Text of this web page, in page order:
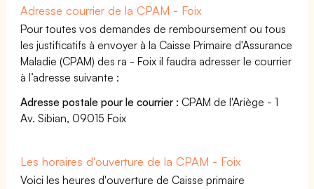
Adresse courrier de la CPAM - Foix
Pour toutes vos demandes de remboursement ou tous
les justificatifs à envoyer à la Caisse Primaire d'Assurance
Maladie (CPAM) des ra - Foix il faudra adresser le courrier
à l’adresse suivante :
Adresse postale pour le courrier : CPAM de l'Ariège - 1
Av. Sibian, 09015 Foix
Les horaires d'ouverture de la CPAM - Foix
Voici les heures d'ouverture de Caisse primaire